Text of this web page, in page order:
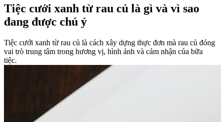
Tiệc cưới xanh từ rau củ là gì và vì sao
đang được chú ý
Tiệc cưới xanh từ rau củ là cách xây dựng thực đơn mà rau củ đóng
vai trò trung tâm trong hương vị, hình ảnh và cảm nhận của bữa
tiệc.